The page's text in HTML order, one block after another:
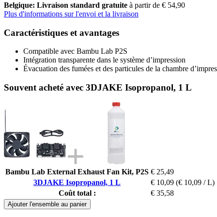
Belgique: Livraison standard gratuite à partir de € 54,90
Plus d'informations sur l'envoi et la livraison
Caractéristiques et avantages
Compatible avec Bambu Lab P2S
Intégration transparente dans le système d’impression
Évacuation des fumées et des particules de la chambre
Souvent acheté avec 3DJAKE Isopropanol, 1 L
Bambu Lab External Exhaust Fan Kit, P2S € 25,49
3DJAKE Isopropanol, 1 L
€ 10,09 (€ 10,09 / L)
Coût total :
€ 35,58
Ajouter l'ensemble au panier